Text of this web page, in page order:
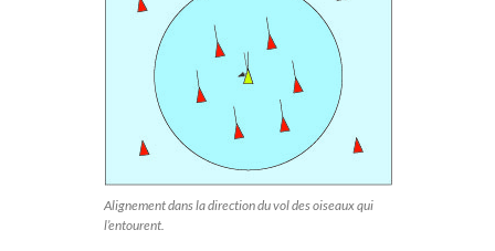
Alignement dans la direction du vol des oiseaux qui
l’entourent.